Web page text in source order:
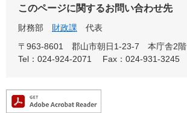
このページに関するお問い合わせ先
財務部 財政課
代表
〒963-8601
郡山市朝日1-23-7 本庁舎2階
Tel：024-924-2071
Fax：024-931-3245